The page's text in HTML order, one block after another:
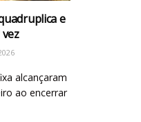
e
alcançaram
ao encerrar